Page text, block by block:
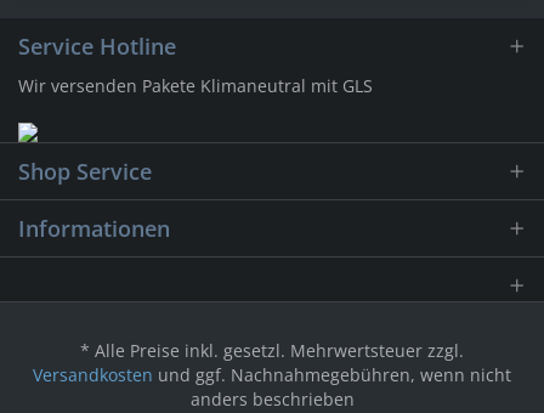
Service Hotline
Wir versenden Pakete Klimaneutral mit GLS
Shop Service
Informationen
* Alle Preise inkl. gesetzl. Mehrwertsteuer zzgl.
Versandkosten und ggf. Nachnahmegebühren, wenn nicht
anders beschrieben